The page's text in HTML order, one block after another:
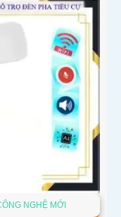
NGHỆ MỚI